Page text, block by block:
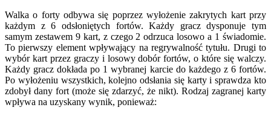
Walka o forty odbywa się poprzez wyłożenie zakrytych kart przy
każdym z 6 odsłoniętych fortów. Każdy gracz dysponuje tym
samym zestawem 9 kart, z czego 2 odrzuca losowo a 1 świadomie.
To pierwszy element wpływający na regrywalność tytułu. Drugi to
wybór kart przez graczy i losowy dobór fortów, o które się walczy.
Każdy gracz dokłada po 1 wybranej karcie do każdego z 6 fortów.
Po wyłożeniu wszystkich, kolejno odsłania się karty i sprawdza kto
zdobył dany fort (może się zdarzyć, że nikt). Rodzaj zagranej karty
wpływa na uzyskany wynik, ponieważ: